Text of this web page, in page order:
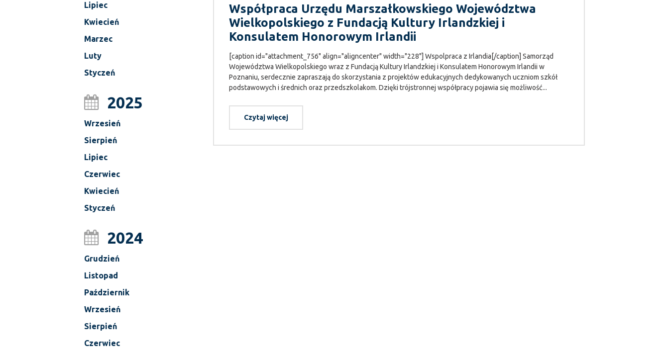
Lipiec
Kwiecień
Marzec
Luty
Styczeń
2025
Wrzesień
Sierpień
Lipiec
Czerwiec
Kwiecień
Styczeń
2024
Grudzień
Listopad
Październik
Wrzesień
Sierpień
Czerwiec
Współpraca Urzędu Marszałkowskiego Województwa
Wielkopolskiego z Fundacją Kultury Irlandzkiej i
Konsulatem Honorowym Irlandii
[caption id="attachment_756" align="aligncenter" width="228"] Wspolpraca z Irlandia[/caption] Samorząd
Województwa Wielkopolskiego wraz z Fundacją Kultury Irlandzkiej i Konsulatem Honorowym Irlandii w
Poznaniu, serdecznie zapraszają do skorzystania z projektów edukacyjnych dedykowanych uczniom szkół
podstawowych i średnich oraz przedszkolakom. Dzięki trójstronnej współpracy pojawia się możliwość...
Czytaj więcej